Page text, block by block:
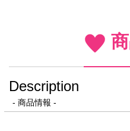
Description
- 商品情報 -